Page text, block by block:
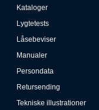
Kataloger
Lygtetests
Låsebeviser
Manualer
Persondata
Retursending
Tekniske illustrationer